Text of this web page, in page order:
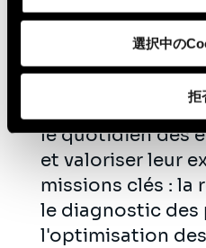
選択中の
拒
Conception et
d'eau potable et
avec comme
le quotidien des
et valoriser leur
missions clés : la
le diagnostic des
l'optimisation